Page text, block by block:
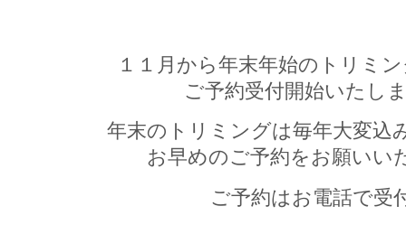
１１月から年末年始のトリミ
ご予約受付開始いたし
年末のトリミングは毎年大変込
お早めのご予約をお願いい
ご予約はお電話で受